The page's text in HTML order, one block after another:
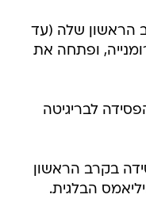
הראשון שלה (עד
ופתחה את
הפסידה לבריגיטה
הפסידה בקרב הראשון
הבלגית.